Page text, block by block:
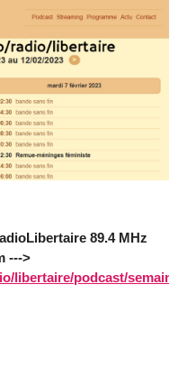
89.4 MHz
--->
libertaire/podcast/semaine/